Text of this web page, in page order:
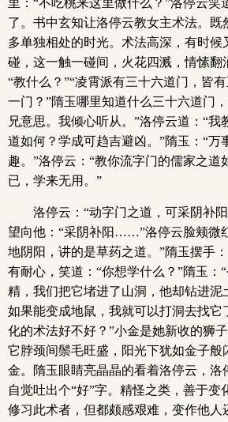
里：“不吃桃来这里做什么？”洛停云笑
了。书中玄知让洛停云教女主术法。既
多单独相处的时光。术法高深，有时候
碰，这一触一碰间，火花四溅，情愫翻
“教什么？”“凌霄派有三十六道门，皆
一门？”隋玉哪里知道什么三十六道门
兄意思。我倾心听从。”洛停云道：“我
道如何？学成可趋吉避凶。”隋玉：“万
趣。”洛停云：“教你流字门的儒家之道
已，学来无用。”
洛停云：“动字门之道，可采阴补
望向他：“采阴补阳……”洛停云脸颊微
地阴阳，讲的是草药之道。”隋玉摆手
有耐心，笑道：“你想学什么？”隋玉：
精，我们把它堵进了山洞，他却钻进泥
如果能变成地鼠，我就可以打洞去找它
化的术法好不好？”小金是她新收的狮
它脖颈间鬃毛旺盛，阳光下犹如金子般
金。隋玉眼睛亮晶晶的看着洛停云，洛
自觉吐出个“好”字。精怪之类，善于变
修习此术者，但都颇感艰难，变作他人